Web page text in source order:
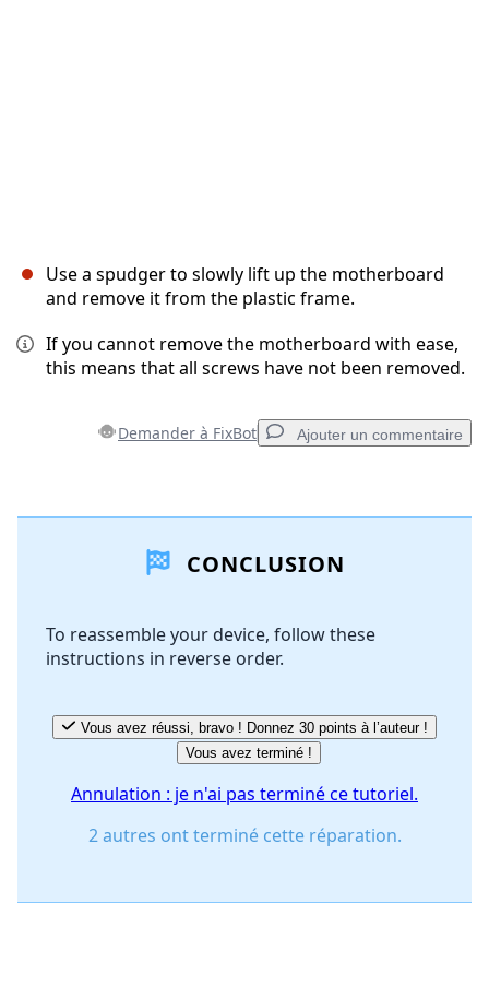
Use a spudger to slowly lift up the motherboard
and remove it from the plastic frame.
If you cannot remove the motherboard with ease,
this means that all screws have not been removed.
Demander à FixBot Ajouter un commentaire
Ajouter un commentaire
Annuler Publier un commentaire
CONCLUSION
To reassemble your device, follow these
instructions in reverse order.
Vous avez réussi, bravo ! Donnez 30 points à l’auteur !
Vous avez terminé !
Annulation : je n'ai pas terminé ce tutoriel.
2 autres ont terminé cette réparation.